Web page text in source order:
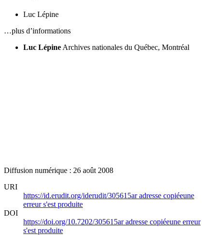
Luc Lépine
…plus d’informations
Luc Lépine Archives nationales du Québec, Montréal
Diffusion numérique : 26 août 2008
URI
https://id.erudit.org/iderudit/305615aradresse copiéeune
erreur s'est produite
DOI
https://doi.org/10.7202/305615aradresse copiéeune erreur
s'est produite